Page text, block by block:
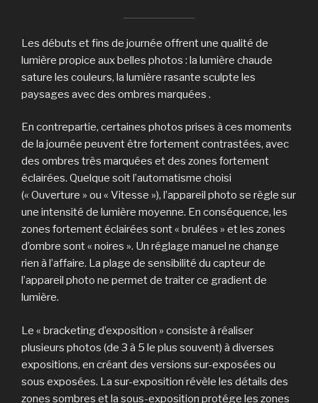
Les débuts et fins de journée offrent une qualité de
lumière propice aux belles photos : la lumière chaude
sature les couleurs, la lumière rasante sculpte les
paysages avec des ombres marquées .
En contrepartie, certaines photos prises à ces moments
de la journée peuvent être fortement contrastées, avec
des ombres très marquées et des zones fortement
éclairées. Quelque soit l’automatisme choisi
(« Ouverture » ou « Vitesse »), l’appareil photo se règle sur
une intensité de lumière moyenne. En conséquence, les
zones fortement éclairées sont « brulées » et les zones
d’ombre sont « noires ». Un réglage manuel ne change
rien à l’affaire. La plage de sensibilité du capteur de
l’appareil photo ne permet de traiter ce gradient de
lumière.
Le « bracketing d’exposition » consiste à réaliser
plusieurs photos (de 3 à 5 le plus souvent) à diverses
expositions, en créant des versions sur-exposées ou
sous exposées. La sur-exposition révèle les détails des
zones sombres et la sous-exposition protége les zones